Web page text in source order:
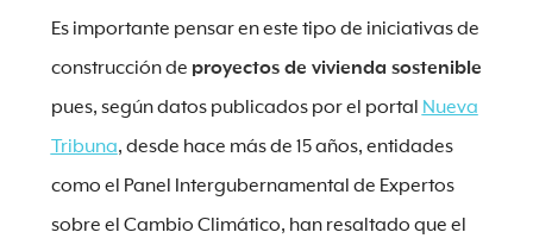
Es importante pensar en este tipo de iniciativas de
construcción de proyectos de vivienda sostenible
pues, según datos publicados por el portal Nueva
Tribuna, desde hace más de 15 años, entidades
como el Panel Intergubernamental de Expertos
sobre el Cambio Climático, han resaltado que el